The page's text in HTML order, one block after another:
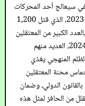
سيعالج أحد المحركات
الرئيسية للتطرف الفلسطيني. هجوم 7 أكتوبر 2023، الذي قتل 1,200
بالعدد الكبير من المعتقلين
الفلسطينيين—أكثر من 9,500 بحلول أبريل 2024، العديد منهم
المنهجي يغذي
محنة المعتقلين
بالقانون الدولي، وضمان
من الحافز لمثل هذه